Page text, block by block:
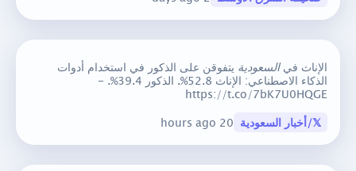
الإناث فيالسعودية يتفوقن على الذكور في استخدام أدوات
الذكاء الاصطناعي: الإناث 52.8%. الذكور 39.4%. -
https://t.co/7bK7U0HQGE
𝕏/أخبار السعودية 20 hours ago